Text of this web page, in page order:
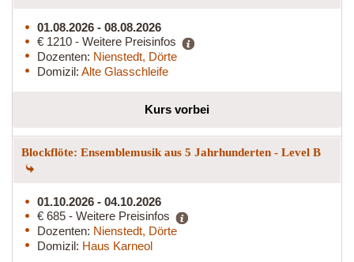
01.08.2026 - 08.08.2026
€ 1210 - Weitere Preisinfos
Dozenten: Nienstedt, Dörte
Domizil: Alte Glasschleife
Kurs vorbei
Blockflöte: Ensemblemusik aus 5 Jahrhunderten - Level B
01.10.2026 - 04.10.2026
€ 685 - Weitere Preisinfos
Dozenten: Nienstedt, Dörte
Domizil: Haus Karneol